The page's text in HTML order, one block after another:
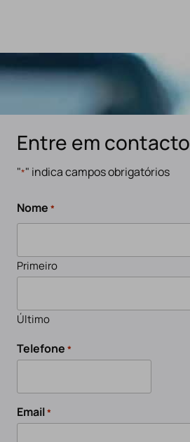
Entre em contacto
"*" indica campos obrigatórios
Nome *
Primeiro
Último
Telefone *
Email*